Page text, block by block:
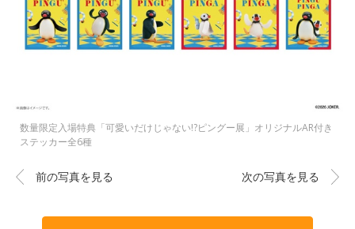
数量限定入場特典「可愛いだけじゃない!?ピングー展」オリジナルAR付き
ステッカー全6種
前の写真を見る 次の写真を見る